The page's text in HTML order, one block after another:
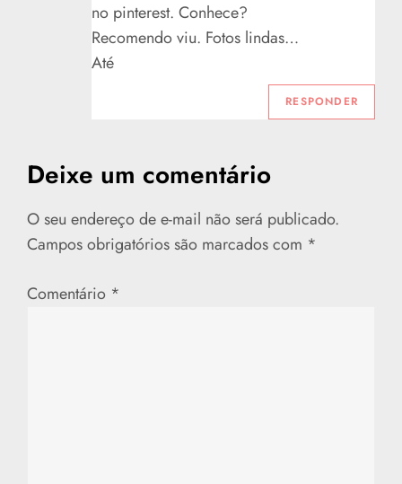
no pinterest. Conhece?
Recomendo viu. Fotos lindas…
Até
RESPONDER
Deixe um comentário
O seu endereço de e-mail não será publicado.
Campos obrigatórios são marcados com *
Comentário *